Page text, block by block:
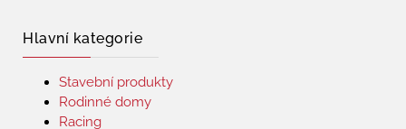
Hlavní kategorie
Stavební produkty
Rodinné domy
Racing